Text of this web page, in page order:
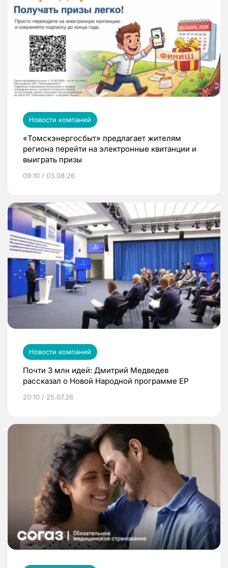
Новости компаний
«Томскэнергосбыт» предлагает жителям
региона перейти на электронные квитанции и
выиграть призы
09:10 / 03.08.26
Новости компаний
Почти 3 млн идей: Дмитрий Медведев
рассказал о Новой Народной программе ЕР
20:10 / 25.07.26